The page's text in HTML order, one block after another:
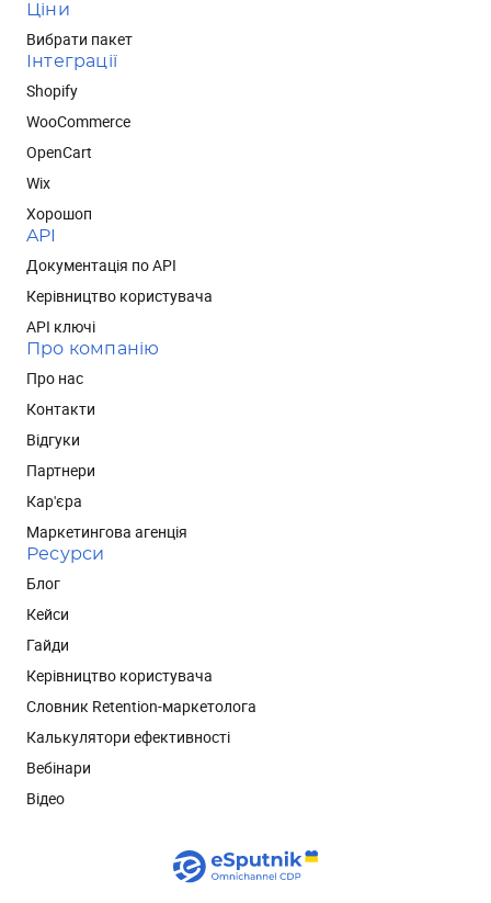
Ціни
Вибрати пакет
Інтеграції
Shopify
WooCommerce
OpenCart
Wix
Хорошоп
API
Документація по API
Керівництво користувача
API ключі
Про компанію
Про нас
Контакти
Відгуки
Партнери
Кар'єра
Маркетингова агенція
Ресурси
Блог
Кейси
Гайди
Керівництво користувача
Словник Retention-маркетолога
Калькулятори ефективності
Вебінари
Відео